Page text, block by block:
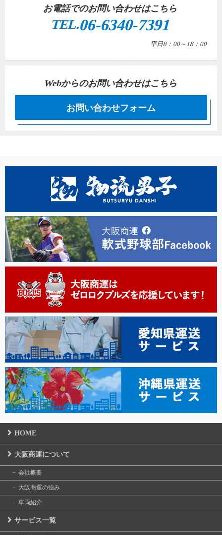
お電話でのお問い合わせはこちら
TEL.06-6340-7391
平日8：00～18：00
Webからのお問い合わせはこちら
お問い合わせフォーム
HOME
大阪商運について
会社概要
大阪商運の強み
車両紹介
サービス一覧